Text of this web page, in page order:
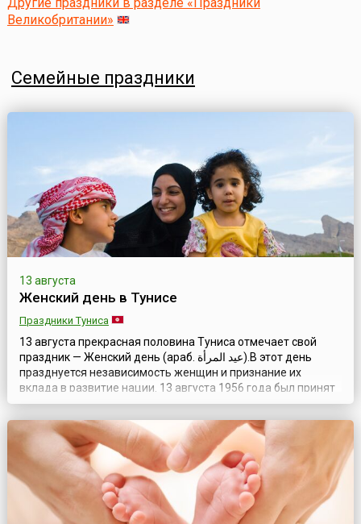
Великобритании»
Семейные праздники
13 августа
Женский день в Тунисе
Праздники Туниса
13 августа прекрасная половина Туниса отмечает свой
праздник — Женский день (араб. عيد المرأة).В этот день
празднуется независимость женщин и признание их
вклада в развитие нации. 13 августа 1956 года был принят
Кодекс о личном статусе (CPS), признающий женщин
субъектами права. В честь этого события и был учрежден
национальный женский праздник.Данный документ дал
женщинам права и установил...